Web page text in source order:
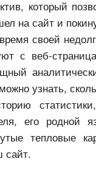
который
на сайт и
своей
с веб-
узнать,
его
тепловые
сайт.